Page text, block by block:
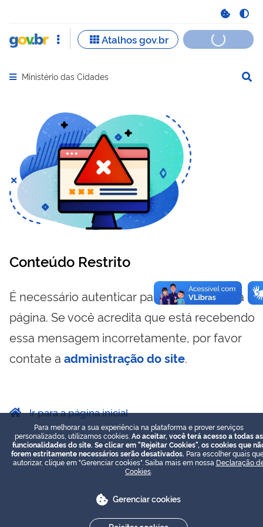
Abrir menu principal de navegação
Ministério das Cidades
Conteúdo Restrito
É necessário autenticar para visualizar essa
página. Se você acredita que está recebendo
essa mensagem incorretamente, por favor
contate a administração do site.
Ir para a página inicial
Para melhorar a sua experiência na plataforma e prover serviços
personalizados, utilizamos cookies. Ao aceitar, você terá acesso a todas as
funcionalidades do site. Se clicar em "Rejeitar Cookies", os cookies que
forem estritamente necessários serão desativados. Para escolher quais
autorizar, clique em "Gerenciar cookies". Saiba mais em nossa Declaração
Cookies
Gerenciar cookies